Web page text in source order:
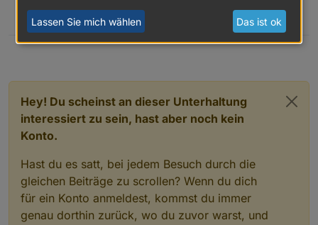
0
Hey! Du scheinst an dieser Unterhaltung
interessiert zu sein, hast aber noch kein
Konto.
Hast du es satt, bei jedem Besuch durch die
gleichen Beiträge zu scrollen? Wenn du dich
für ein Konto anmeldest, kommst du immer
genau dorthin zurück, wo du zuvor warst, und
Lassen Sie mich wählen Das ist ok